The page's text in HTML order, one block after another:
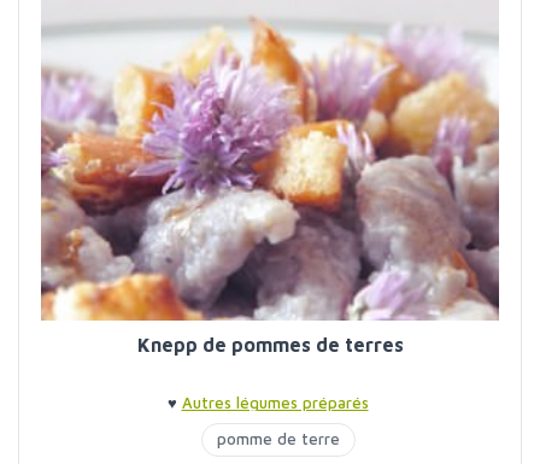
Knepp de pommes de terres
♥ Autres légumes préparés
pomme de terre